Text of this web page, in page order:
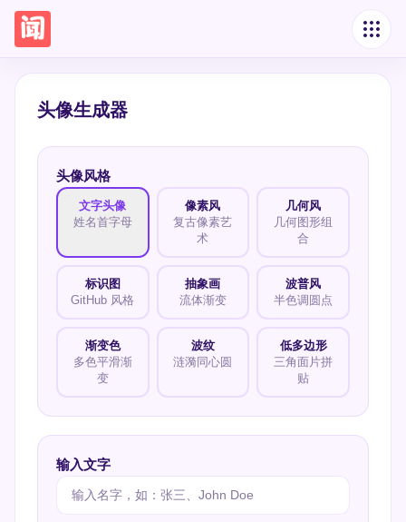
头像生成器
头像风格
文字头像
姓名首字母
像素风
复古像素艺
术
几何风
几何图形组
合
标识图
GitHub 风格
抽象画
流体渐变
波普风
半色调圆点
渐变色
多色平滑渐
变
波纹
涟漪同心圆
低多边形
三角面片拼
贴
输入文字